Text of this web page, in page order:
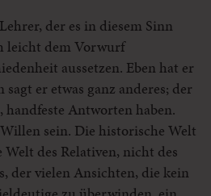
der es in diesem Sinn
leicht dem Vorwurf
aussetzen. Eben hat er
sagt er etwas ganz anderes; der
Antworten haben.
sein. Die historische Welt
des Relativen, nicht des
der vielen Ansichten, die kein